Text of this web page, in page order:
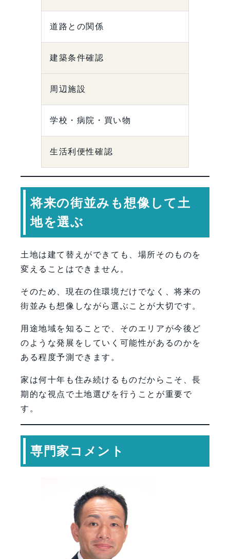
道路との関係
建築条件確認
周辺施設
学校・病院・買い物
生活利便性確認
将来の街並みも想像して土
地を選ぶ
土地は建て替えができても、場所そのものを
変えることはできません。
そのため、現在の住環境だけでなく、将来の
街並みも想像しながら選ぶことが大切です。
用途地域を知ることで、そのエリアが今後ど
のような発展をしていく可能性があるのかを
ある程度予測できます。
家は何十年も住み続けるものだからこそ、長
期的な視点で土地選びを行うことが重要で
す。
専門家コメント